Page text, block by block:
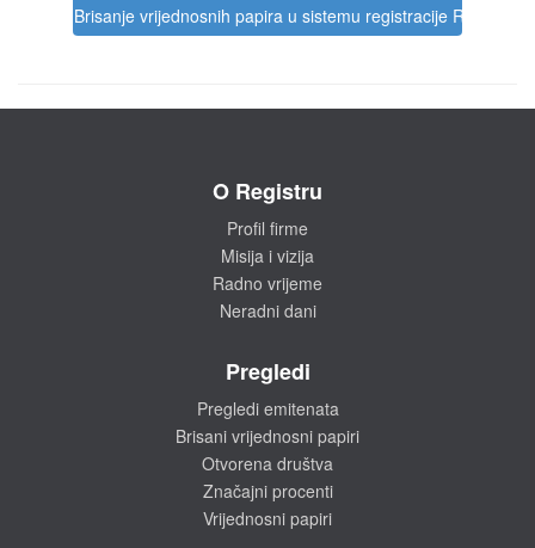
Brisanje vrijednosnih papira u sistemu registracije Registra
O Registru
Profil firme
Misija i vizija
Radno vrijeme
Neradni dani
Pregledi
Pregledi emitenata
Brisani vrijednosni papiri
Otvorena društva
Značajni procenti
Vrijednosni papiri